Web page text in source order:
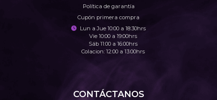
Política de garantía
Cupón primera compra
Lun a Jue 10:00 a 18:30hrs
Vie 10:00 a 19:00hrs
Sáb 11:00 a 16:00hrs
Colacion: 12:00 a 13:00hrs
CONTÁCTANOS